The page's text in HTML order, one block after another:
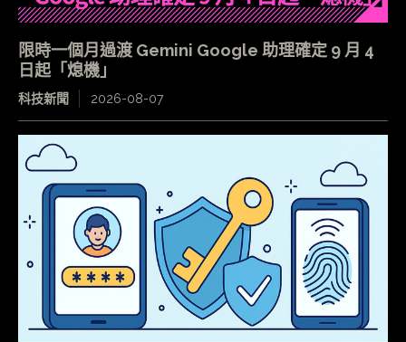
限時一個月過渡 Gemini Google 助理確定 9 月 4
日起「熄機」
科技新聞 2026-08-07